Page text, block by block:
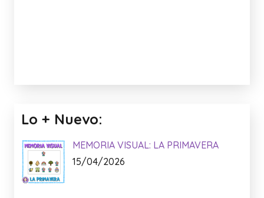
Lo + Nuevo:
MEMORIA VISUAL: LA PRIMAVERA
15/04/2026